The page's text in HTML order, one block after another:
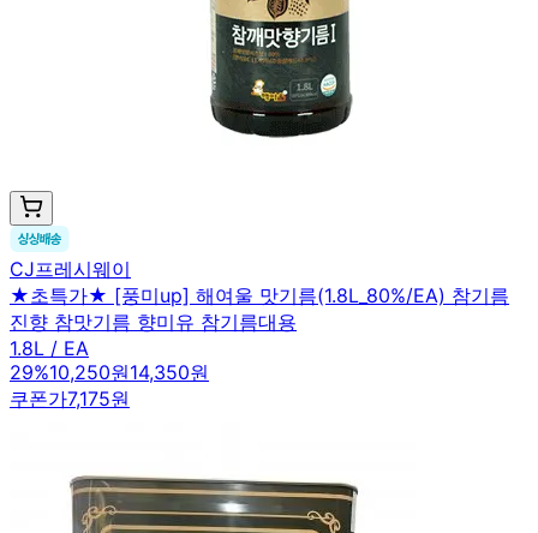
CJ프레시웨이
★초특가★ [풍미up] 해여울 맛기름(1.8L_80%/EA) 참기름
진향 참맛기름 향미유 참기름대용
1.8L / EA
29%10,250원14,350원
쿠폰가7,175원